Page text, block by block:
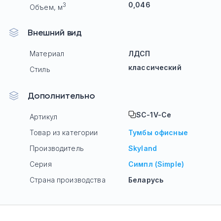
Объем, м3 0,046
Внешний вид
Материал
ЛДСП
Стиль
классический
Дополнительно
Артикул SC-1V-Се
Товар из категории
Тумбы офисные
Производитель
Skyland
Серия
Симпл (Simple)
Страна производства
Беларусь